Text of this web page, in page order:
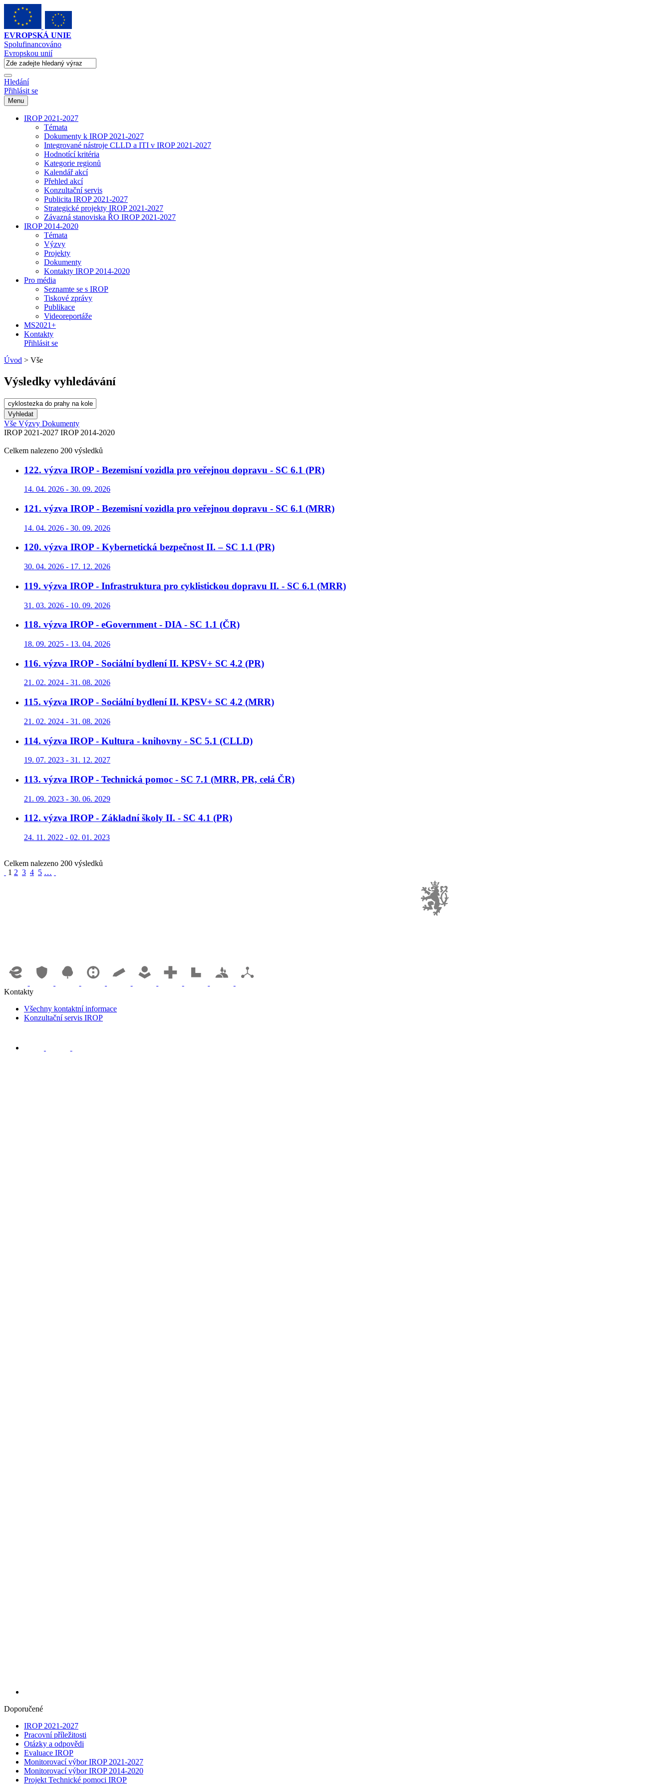
EVROPSKÁ UNIE
Spolufinancováno
Evropskou unií
Hledání
Přihlásit se
Menu
IROP 2021-2027
Témata
Dokumenty k IROP 2021-2027
Integrované nástroje CLLD a ITI v IROP 2021-2027
Hodnotící kritéria
Kategorie regionů
Kalendář akcí
Přehled akcí
Konzultační servis
Publicita IROP 2021-2027
Strategické projekty IROP 2021-2027
Závazná stanoviska ŘO IROP 2021-2027
IROP 2014-2020
Témata
Výzvy
Projekty
Dokumenty
Kontakty IROP 2014-2020
Pro média
Seznamte se s IROP
Tiskové zprávy
Publikace
Videoreportáže
MS2021+
Kontakty
Přihlásit se
Úvod > Vše
Výsledky vyhledávání
Vše Výzvy Dokumenty
IROP 2021-2027 IROP 2014-2020
Celkem nalezeno 200 výsledků
122. výzva IROP - Bezemisní vozidla pro veřejnou dopravu - SC 6.1 (PR)
14. 04. 2026 - 30. 09. 2026
121. výzva IROP - Bezemisní vozidla pro veřejnou dopravu - SC 6.1 (MRR)
14. 04. 2026 - 30. 09. 2026
120. výzva IROP - Kybernetická bezpečnost II. – SC 1.1 (PR)
30. 04. 2026 - 17. 12. 2026
119. výzva IROP - Infrastruktura pro cyklistickou dopravu II. - SC 6.1 (MRR)
31. 03. 2026 - 10. 09. 2026
118. výzva IROP - eGovernment - DIA - SC 1.1 (ČR)
18. 09. 2025 - 13. 04. 2026
116. výzva IROP - Sociální bydlení II. KPSV+ SC 4.2 (PR)
21. 02. 2024 - 31. 08. 2026
115. výzva IROP - Sociální bydlení II. KPSV+ SC 4.2 (MRR)
21. 02. 2024 - 31. 08. 2026
114. výzva IROP - Kultura - knihovny - SC 5.1 (CLLD)
19. 07. 2023 - 31. 12. 2027
113. výzva IROP - Technická pomoc - SC 7.1 (MRR, PR, celá ČR)
21. 09. 2023 - 30. 06. 2029
112. výzva IROP - Základní školy II. - SC 4.1 (PR)
24. 11. 2022 - 02. 01. 2023
Celkem nalezeno 200 výsledků
1 2 3 4 5 …
Kontakty
Všechny kontaktní informace
Konzultační servis IROP
Doporučené
IROP 2021-2027
Pracovní příležitosti
Otázky a odpovědi
Evaluace IROP
Monitorovací výbor IROP 2021-2027
Monitorovací výbor IROP 2014-2020
Projekt Technické pomoci IROP